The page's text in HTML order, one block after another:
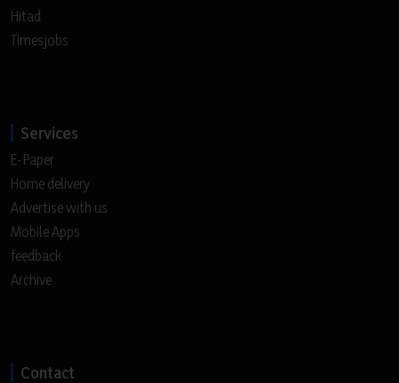
Hitad
Timesjobs
Services
E-Paper
Home delivery
Advertise with us
Mobile Apps
feedback
Archive
Contact